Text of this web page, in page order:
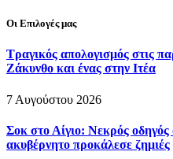
Οι Επιλογές μας
Τραγικός απολογισμός στις
Ζάκυνθο και ένας στην Ιτέα
7 Αυγούστου 2026
Σοκ στο Αίγιο: Νεκρός
ακυβέρνητο προκάλεσε ζημιές